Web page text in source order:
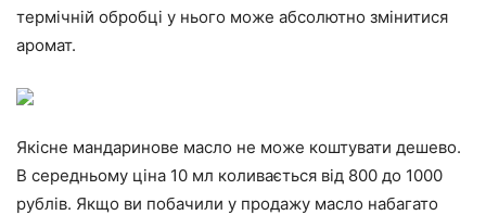
термічній обробці у нього може абсолютно змінитися
аромат.
Якісне мандаринове масло не може коштувати дешево.
В середньому ціна 10 мл коливається від 800 до 1000
рублів. Якщо ви побачили у продажу масло набагато